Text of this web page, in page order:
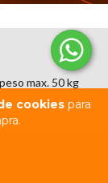
cookiespara
max. 50 kg